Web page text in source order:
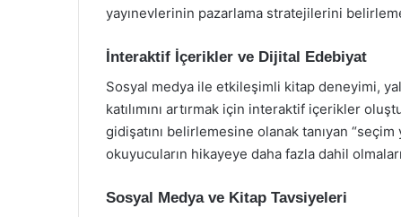
yayınevlerinin pazarlama stratejilerini
İnteraktif İçerikler ve Dijital Edebiyat
Sosyal medya ile etkileşimli kitap deneyimi,
katılımını artırmak için interaktif içerikler
gidişatını belirlemesine olanak tanıyan
okuyucuların hikayeye daha fazla dahil
Sosyal Medya ve Kitap Tavsiyeleri